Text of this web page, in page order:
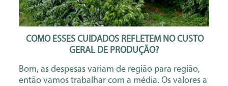
COMO ESSES CUIDADOS REFLETEM NO CUSTO
GERAL DE PRODUÇÃO?
Bom, as despesas variam de região para região,
então vamos trabalhar com a média. Os valores a